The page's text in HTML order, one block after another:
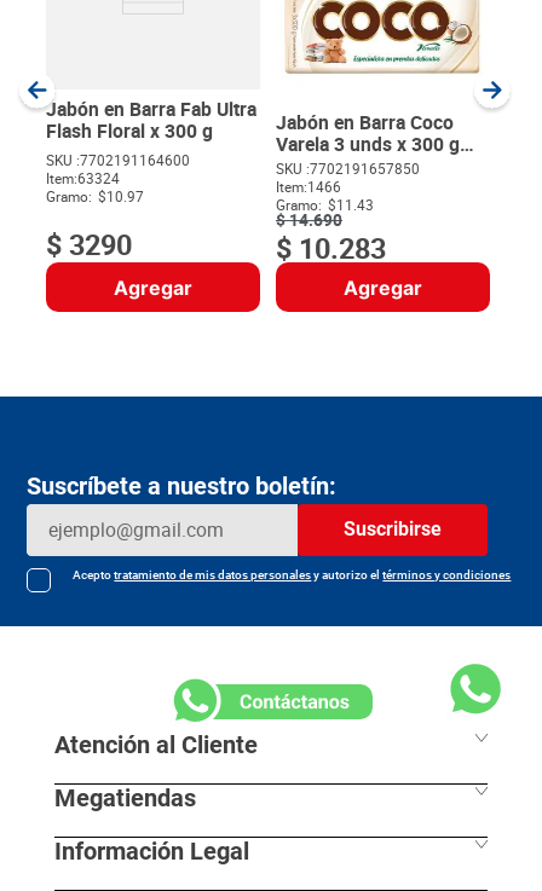
Jabón en Barra Fab Ultra
Flash Floral x 300 g
SKU :7702191164600
Item:63324
Gramo: $10.97
$3290
Agregar
Jabón en Barra Coco
Varela 3 unds x 300 g
c/u
SKU :7702191657850
Item:1466
Gramo: $11.43
$14.690
$ 10.283
Agregar
Suscríbete a nuestro boletín:
Suscribirse
Aceptotratamiento de mis datos personalesy autorizo eltérminos y condiciones
Atención al Cliente
L - S 7:30 am / 8:00pm
D - F 8:00 am / 7:00pm
Megatiendas
Información Legal